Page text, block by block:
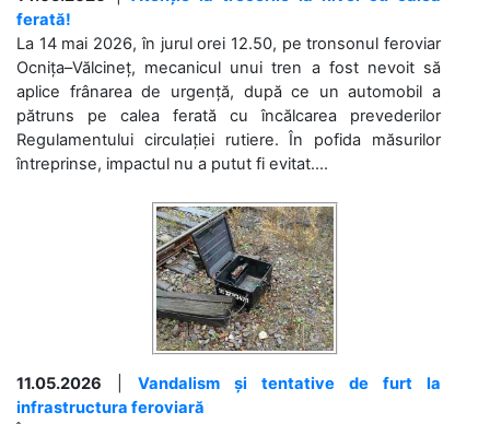
ferată!
La 14 mai 2026, în jurul orei 12.50, pe tronsonul feroviar
Ocnița–Vălcineț, mecanicul unui tren a fost nevoit să
aplice frânarea de urgență, după ce un automobil a
pătruns pe calea ferată cu încălcarea prevederilor
Regulamentului circulației rutiere. În pofida măsurilor
întreprinse, impactul nu a putut fi evitat....
11.05.2026
Vandalism și tentative de furt la
infrastructura feroviară